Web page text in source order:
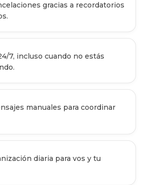
gracias a recordatorios
7, incluso cuando no estás
manuales para coordinar
diaria para vos y tu